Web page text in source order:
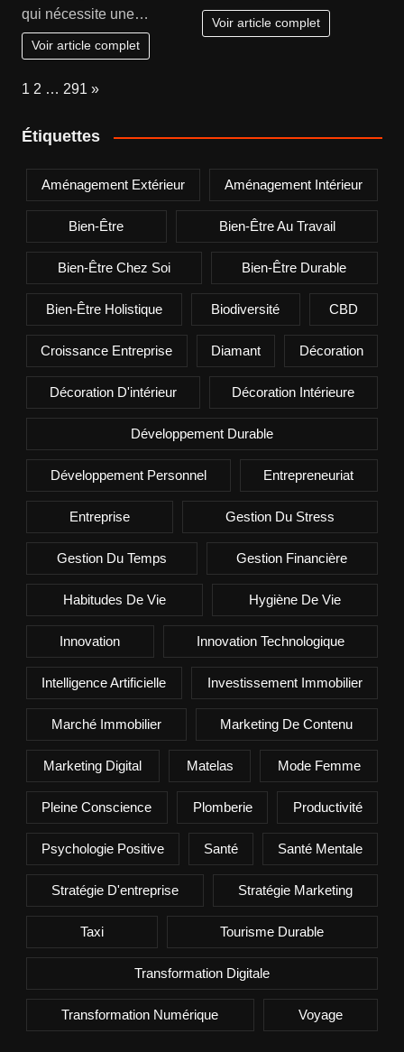
qui nécessite une…
Voir article complet
Voir article complet
Page:
1 2 … 291 Next
»
Étiquettes
Aménagement Extérieur Aménagement Intérieur
Bien-Être Bien-Être Au Travail
Bien-Être Chez Soi Bien-Être Durable
Bien-Être Holistique Biodiversité CBD
Croissance Entreprise Diamant Décoration
Décoration D'intérieur Décoration Intérieure
Développement Durable
Développement Personnel Entrepreneuriat
Entreprise Gestion Du Stress
Gestion Du Temps Gestion Financière
Habitudes De Vie Hygiène De Vie
Innovation Innovation Technologique
Intelligence Artificielle Investissement Immobilier
Marché Immobilier Marketing De Contenu
Marketing Digital Matelas Mode Femme
Pleine Conscience Plomberie Productivité
Psychologie Positive Santé Santé Mentale
Stratégie D'entreprise Stratégie Marketing
Taxi Tourisme Durable
Transformation Digitale
Transformation Numérique Voyage